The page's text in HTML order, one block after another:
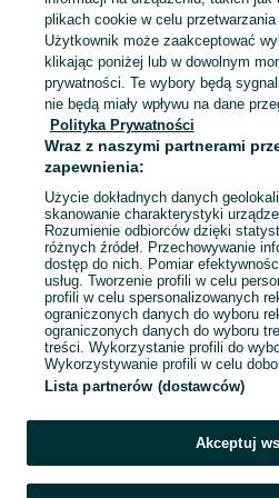
Mapa kategorii
Mapa miejscowości
Mapa ministron
Popularne wyszukiwania
plikach cookie w celu
Użytkownik może zaakceptować
klikając poniżej lub w dowolnym
prywatności. Te wybory będą
nie będą miały wpływu na dane
Polityka Prywatności
Wraz z naszymi partnerami
zapewnienia:
Użycie dokładnych danych
skanowanie charakterystyki
Rozumienie odbiorców dzięki
różnych źródeł. Przechowywanie
dostęp do nich. Pomiar
usług. Tworzenie profili w celu
profili w celu spersonalizowanych
ograniczonych danych do wyboru
ograniczonych danych do wyboru
treści. Wykorzystanie profili do
Wykorzystywanie profili w celu
Lista partnerów (dostawców)
Akceptuj